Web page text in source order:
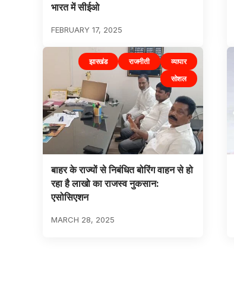
भारत में सीईओ
FEBRUARY 17, 2025
झारखंड राजनीती
व्यापार
सोशल
बाहर के राज्यों से निबंधित बोरिंग वाहन से हो
रहा है लाखो का राजस्व नुकसान:
एसोसिएशन
MARCH 28, 2025